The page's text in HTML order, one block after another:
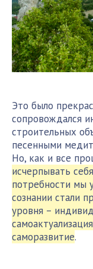
Это было
сопровождался
строительных
песенными
Но, как и все
исчерпывать
потребности мы
сознании стали
уровня –
саморазвитие.